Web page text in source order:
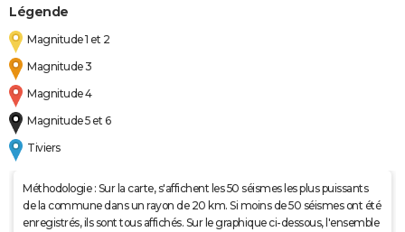
Légende
Magnitude 1 et 2
Magnitude 3
Magnitude 4
Magnitude 5 et 6
Tiviers
Méthodologie : Sur la carte, s'affichent les 50 séismes les plus puissants
de la commune dans un rayon de 20 km. Si moins de 50 séismes ont été
enregistrés, ils sont tous affichés. Sur le graphique ci-dessous, l'ensemble